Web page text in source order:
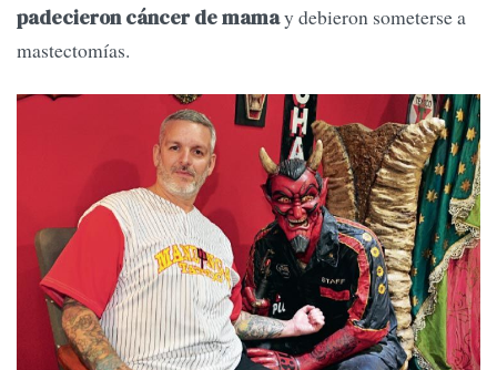
padecieron cáncer de mamay debieron someterse a
mastectomías.